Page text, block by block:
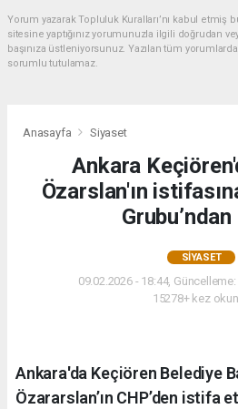
Yorum yazarak Topluluk Kuralları’nı kabul etmiş
sitesine yaptığınız yorumunuzla ilgili doğrudan
başınıza üstleniyorsunuz. Yazılan tüm
sorumlu tutulamaz.
Anasayfa Siyaset
Ankara
Özarslan'ın
SIYASET
09.02.2026 - 18:44,
15278+ kez
Ankara'da Keçiören Belediye
Özararslan’ın CHP’den istifa